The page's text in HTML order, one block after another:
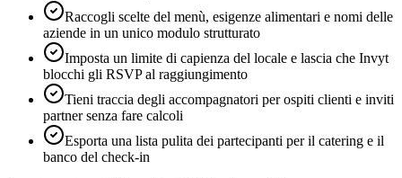
Raccogli scelte del menù, esigenze alimentari e nomi delle
aziende in un unico modulo strutturato
Imposta un limite di capienza del locale e lascia che Invyt
blocchi gli RSVP al raggiungimento
Tieni traccia degli accompagnatori per ospiti clienti e inviti
partner senza fare calcoli
Esporta una lista pulita dei partecipanti per il catering e il
banco del check-in